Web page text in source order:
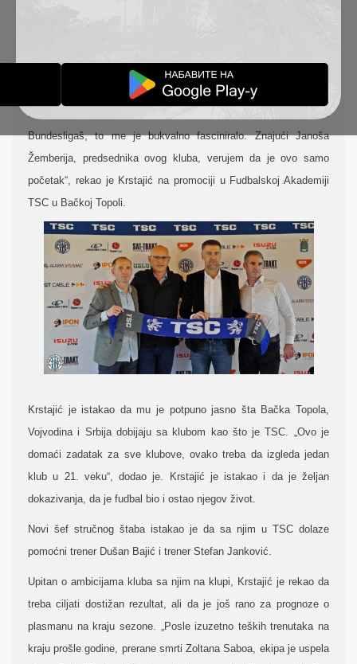
Kada sam došao na prvi i jedini sastanak sa upravom ovog
kluba, kada sam pogledao ovo zdanje, nisam postavljao nikakve
uslove, ni finansijske. Razlog je što TSC ima sve kao jedan
Bundesligaš, to me je bukvalno fasciniralo. Znajući Janoša
Žemberija, predsednika ovog kluba, verujem da je ovo samo
početak“, rekao je Krstajić na promociji u Fudbalskoj Akademiji
TSC u Bačkoj Topoli.
Krstajić je istakao da mu je potpuno jasno šta Bačka Topola,
Vojvodina i Srbija dobijaju sa klubom kao što je TSC. „Ovo je
domaći zadatak za sve klubove, ovako treba da izgleda jedan
klub u 21. veku“, dodao je.
Krstajić je istakao i da je željan
dokazivanja, da je fudbal bio i ostao njegov život.
Novi šef stručnog štaba istakao je da sa njim u TSC dolaze
pomoćni trener Dušan Bajić i trener Stefan Janković.
Upitan o ambicijama kluba sa njim na klupi, Krstajić je rekao da
treba ciljati dostižan rezultat, ali da je još rano za prognoze o
plasmanu na kraju sezone. „Posle izuzetno teških trenutaka na
kraju prošle godine, prerane smrti Zoltana Saboa, ekipa je uspela